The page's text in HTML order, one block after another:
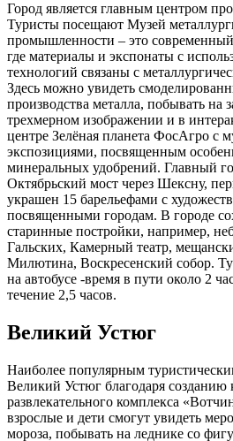
Город является главным центром
Туристы посещают Музей
промышленности – это
где материалы и экспонаты с
технологий связаны с
Здесь можно увидеть
производства металла, побывать на
трехмерном изображении и в
центре Зелёная планета ФосАгро с
экспозициями, посвященным
минеральных удобрений. Главный
Октябрьский мост через Шексну,
украшен 15 барельефами с
посвященными городам. В городе
старинные постройки, например,
Гальских, Камерный театр,
Милютина, Воскресенский собор.
на автобусе -время в пути около 2
течение 2,5 часов.
Великий Устюг
Наиболее популярным
Великий Устюг благодаря созданию
развлекательного комплекса
взрослые и дети смогут увидеть
мороза, побывать на леднике со